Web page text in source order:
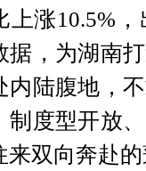
上涨10.5%
据，为湖南
内陆腹地，
制度型开放
来双向奔赴